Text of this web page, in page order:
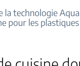
la technologie
pour les